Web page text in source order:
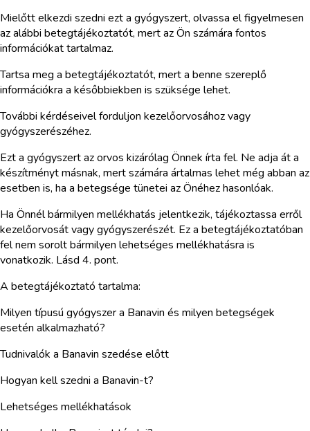
Mielőtt elkezdi szedni ezt a gyógyszert, olvassa el figyelmesen
az alábbi betegtájékoztatót, mert az Ön számára fontos
információkat tartalmaz.
Tartsa meg a betegtájékoztatót, mert a benne szereplő
információkra a későbbiekben is szüksége lehet.
További kérdéseivel forduljon kezelőorvosához vagy
gyógyszerészéhez.
Ezt a gyógyszert az orvos kizárólag Önnek írta fel. Ne adja át a
készítményt másnak, mert számára ártalmas lehet még abban az
esetben is, ha a betegsége tünetei az Önéhez hasonlóak.
Ha Önnél bármilyen mellékhatás jelentkezik, tájékoztassa erről
kezelőorvosát vagy gyógyszerészét. Ez a betegtájékoztatóban
fel nem sorolt bármilyen lehetséges mellékhatásra is
vonatkozik. Lásd 4. pont.
A betegtájékoztató tartalma:
Milyen típusú gyógyszer a Banavin és milyen betegségek
esetén alkalmazható?
Tudnivalók a Banavin szedése előtt
Hogyan kell szedni a Banavin-t?
Lehetséges mellékhatások